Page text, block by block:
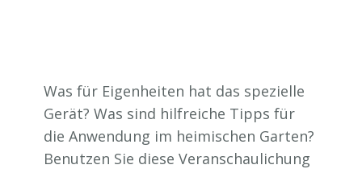
Was für Eigenheiten hat das spezielle
Gerät? Was sind hilfreiche Tipps für
die Anwendung im heimischen Garten?
Benutzen Sie diese Veranschaulichung